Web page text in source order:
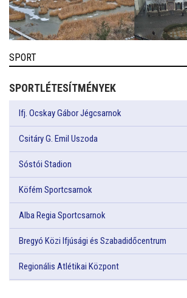
SPORT
SPORTLÉTESÍTMÉNYEK
Ifj. Ocskay Gábor Jégcsarnok
Csitáry G. Emil Uszoda
Sóstói Stadion
Köfém Sportcsarnok
Alba Regia Sportcsarnok
Bregyó Közi Ifjúsági és Szabadidőcentrum
Regionális Atlétikai Központ